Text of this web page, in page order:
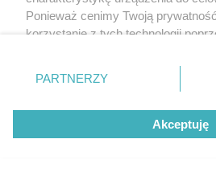
30. Bieg po Nowe Życie
Ulicami miasta przejdzie
Ponieważ cenimy Twoją
korzystanie z tych technologii
zmienić/wycofać klikając przycisk
znajdujący się w lewym dolnym
rodzaje przetwarzania danych nie
użytkownika, ale masz prawo
przetwarzaniu. Preferencje będą
PARTNERZY
Akceptuję